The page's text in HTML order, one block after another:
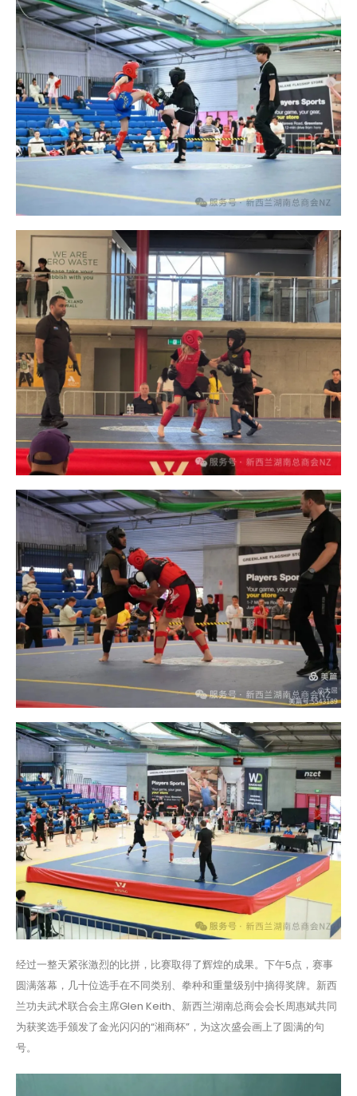
经过一整天紧张激烈的比拼，比赛取得了辉煌的成果。下午5点，赛事
圆满落幕，几十位选手在不同类别、拳种和重量级别中摘得奖牌。新西
兰功夫武术联合会主席Glen Keith、新西兰湖南总商会会长周惠斌共同
为获奖选手颁发了金光闪闪的“湘商杯”，为这次盛会画上了圆满的句
号。